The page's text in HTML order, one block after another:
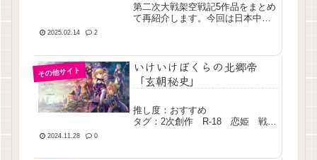
第二次大戦架空戦記5作品をまとめ
て再紹介します。今回は日本中心
2025.02.14 2
その他サイト
いけいけぼくらの北郷帝
「玄朝秘史」
推し度：おすすめ
タグ：2次創作 R-18 恋姫 戦
2024.11.28 0